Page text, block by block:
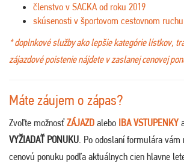
členstvo v SACKA od roku 2019
skúsenosti v športovom cestovnom
* doplnkové služby ako lepšie kategórie lístkov,
zájazdové poistenie nájdete v zaslanej cenovej
Máte záujem o zápas?
Zvoľte možnosťZÁJAZD alebo IBA VSTUPENKY
VYŽIADAŤ PONUKU. Po odoslaní formulára vám
cenovú ponuku podľa aktuálnych cien hlavne